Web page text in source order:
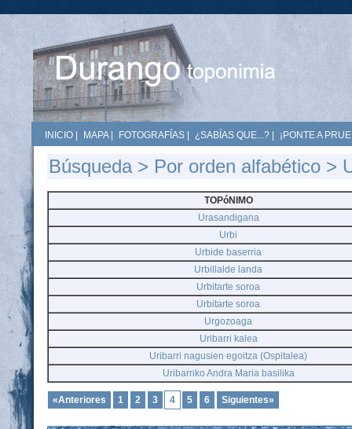
INICIO MAPA| FOTOGRAFÍAS ¿SABÍAS QUE...? ¡PONTE A
Búsqueda> Por orden alfabético >
TOPóNIMO
Urasandigana
Urbi
Urbide baserria
Urbillalde landa
Urbitarte soroa
Urbitarte soroa
Urgozoaga
Uribarri kalea
Uribarri nagusien egoitza (Ospitalea)
Uribarriko Andra Maria basilika
«Anteriores 1 2 3 4 5 6 Siguientes»